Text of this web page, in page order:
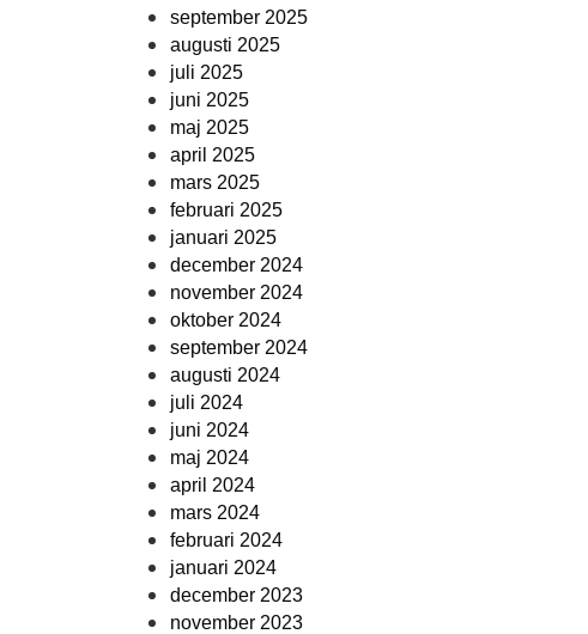
september 2025
augusti 2025
juli 2025
juni 2025
maj 2025
april 2025
mars 2025
februari 2025
januari 2025
december 2024
november 2024
oktober 2024
september 2024
augusti 2024
juli 2024
juni 2024
maj 2024
april 2024
mars 2024
februari 2024
januari 2024
december 2023
november 2023